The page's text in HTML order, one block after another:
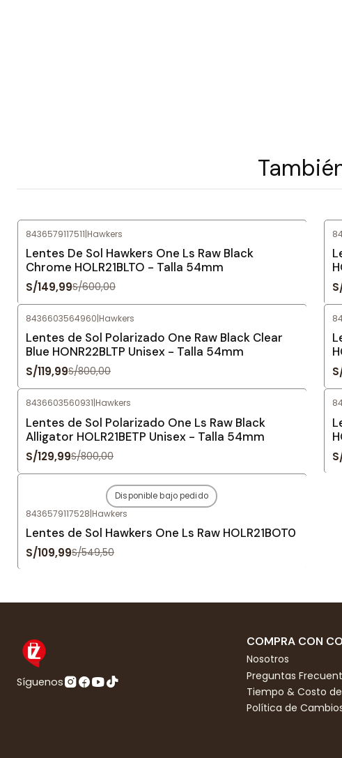
8436579117511|Hawkers
Lentes De Sol Hawkers One Ls Raw Black
Chrome HOLR21BLTO - Talla 54mm
S/149,99S/600,00
8436603564960|Hawkers
Lentes de Sol Polarizado One Raw Black Clear
Blue HONR22BLTP Unisex - Talla 54mm
S/119,99S/800,00
8436603560931|Hawkers
Lentes de Sol Polarizado One Ls Raw Black
Alligator HOLR21BETP Unisex - Talla 54mm
S/129,99S/800,00
Agotado
Disponible bajo pedido
8436579117528|Hawkers
Lentes de Sol Hawkers One Ls Raw HOLR21BOT0
S/109,99S/549,50
Síguenos
COMPRA CON
Nosotros
Preguntas
Tiempo & Costo
Política de